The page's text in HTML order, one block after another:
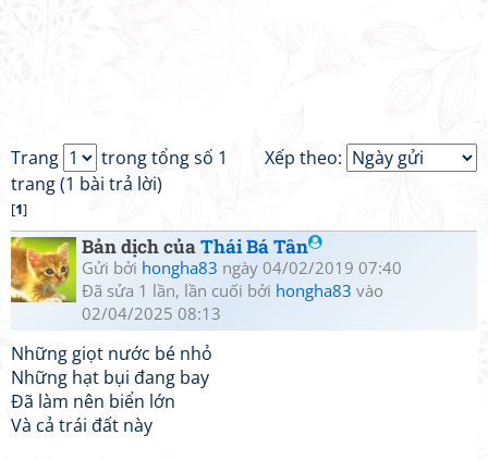
Xếp theo:
Trang
trong tổng số 1
trang (1 bài trả lời)
[1]
Bản dịch củaThái Bá Tân
Gửi bởi hongha83 ngày 04/02/2019 07:40
Đã sửa 1 lần, lần cuối bởi hongha83 vào
02/04/2025 08:13
Những giọt nước bé nhỏ
Những hạt bụi đang bay
Đã làm nên biển lớn
Và cả trái đất này